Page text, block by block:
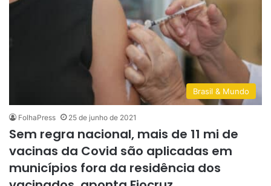
Brasil & Mundo
FolhaPress 25 de junho de 2021
Sem regra nacional, mais de 11 mi de
vacinas da Covid são aplicadas em
municípios fora da residência dos